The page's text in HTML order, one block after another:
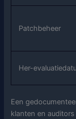
Patchbeheer
Her-
Een
klanten en